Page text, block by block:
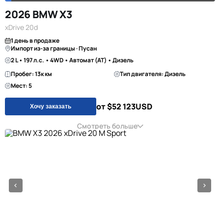
2026 BMW X3
xDrive 20d
1 день в продаже
Импорт из-за границы · Пусан
2 L • 197 л.с. • 4WD • Автомат (AT) • Дизель
Пробег: 13к км
Тип двигателя: Дизель
Мест: 5
Хочу заказать от $52 123USD
Смотреть больше